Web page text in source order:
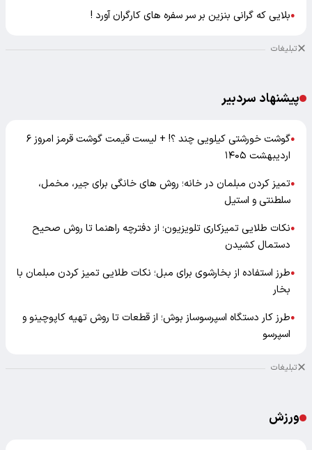
●بلایی که گرانی بنزین بر سر سفره های کارگران آورد !
تبلیغات
پیشنهاد سردبیر
●
گوشت خورشتی کیلویی چند ؟! + لیست قیمت گوشت قرمز امروز ۶
اردیبهشت ۱۴۰۵
●تمیز کردن مبلمان در خانه؛ روش های خانگی برای جیر، مخمل،
سلطنتی و استیل
●نکات طلایی تمیزکاری تلویزیون؛ از دفترچه راهنما تا روش صحیح
دستمال کشیدن
●طرز استفاده از بخارشوی برای مبل؛ نکات طلایی تمیز کردن مبلمان با
بخار
●طرز کار دستگاه اسپرسوساز بوش؛ از قطعات تا روش تهیه کاپوچینو و
اسپرسو
تبلیغات
ورزش